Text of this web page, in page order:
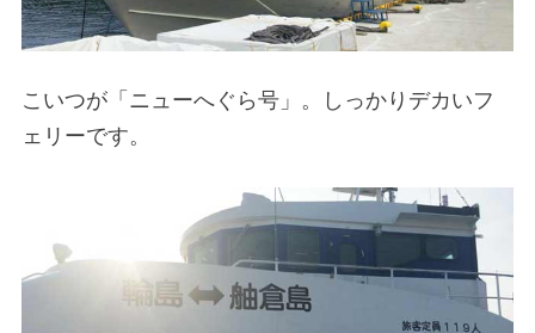
こいつが「ニューへぐら号」。しっかりデカいフ
ェリーです。